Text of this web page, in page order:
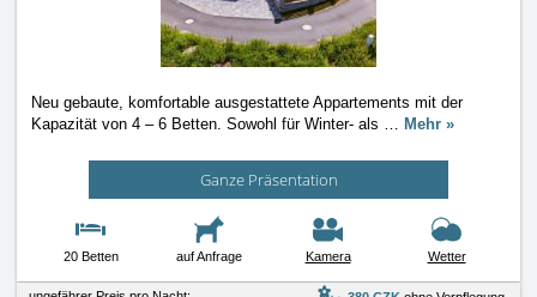
Neu gebaute, komfortable ausgestattete Appartements mit der
Kapazität von 4 – 6 Betten. Sowohl für Winter- als … Mehr »
Ganze Präsentation
20 Betten auf Anfrage Kamera Wetter